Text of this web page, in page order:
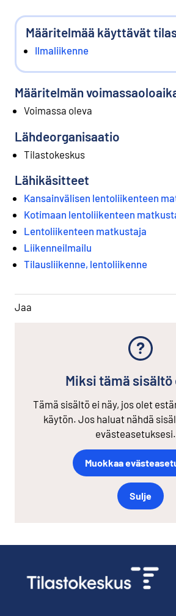
Määritelmää käyttävät
Ilmaliikenne
Määritelmän
Voimassa oleva
Lähdeorganisaatio
Tilastokeskus
Lähikäsitteet
Kansainvälisen lentoliikenteen
Kotimaan lentoliikenteen
Lentoliikenteen matkustaja
Liikenneilmailu
Tilausliikenne, lentoliikenne
Jaa
Miksi tämä sisältö
Tämä sisältö ei näy, jos olet
käytön. Jos haluat nähdä
evästeasetuksesi.
Muokkaa
Sulje